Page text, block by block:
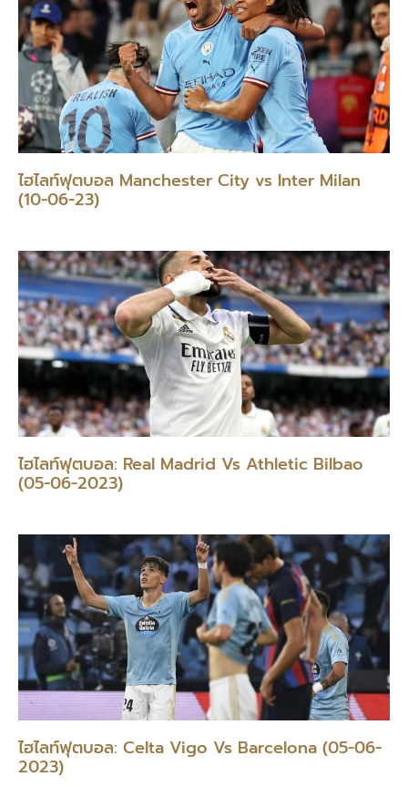
ไฮไลท์ฟุตบอล Manchester City vs Inter Milan
(10-06-23)
ไฮไลท์ฟุตบอล: Real Madrid Vs Athletic Bilbao
(05-06-2023)
ไฮไลท์ฟุตบอล: Celta Vigo Vs Barcelona (05-06-
2023)